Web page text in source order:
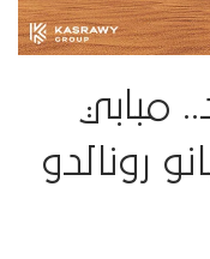
مبابي
رونالدو